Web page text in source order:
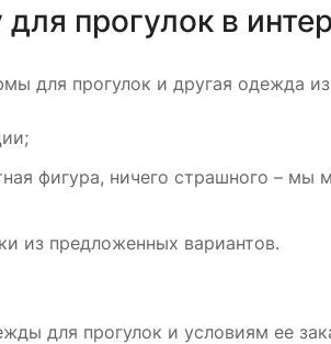
прогулок в
для прогулок и другая одежда
фигура, ничего страшного –
из предложенных вариантов.
для прогулок и условиям ее